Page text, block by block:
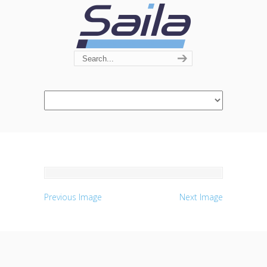
Previous Image Next Image